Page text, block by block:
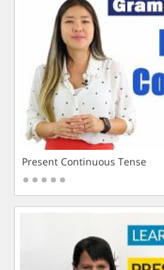
Present Continuous Tense